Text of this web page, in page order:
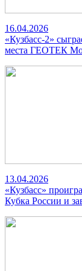
16.04.2026
«Кузбасс-2»
места ГЕОТЕК
13.04.2026
«Кузбасс»
Кубка России и